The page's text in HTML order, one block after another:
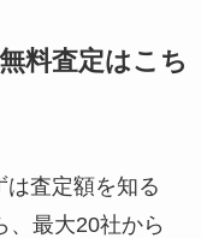
料査定はこち
査定額を知る
、最大20社から